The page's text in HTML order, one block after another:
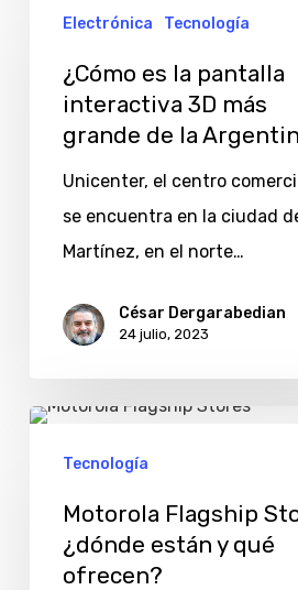
pantalla
grande
Argentina?
Electrónica Tecnología
¿Cómo es la pantalla
interactiva 3D más
grande de la
Unicenter, el centro
se encuentra en la ciudad
Martínez, en el norte…
César Dergarabedian
24 julio, 2023
Motorola
Flagship
¿dónde
están
Tecnología
Motorola Flagship
¿dónde están y qué
ofrecen?